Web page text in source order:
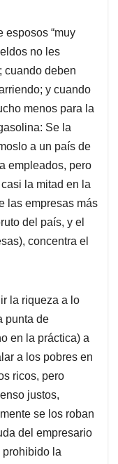
esposos “muy
no les
cuando deben
y cuando
menos para la
Se la
a un país de
empleados, pero
la mitad en la
las empresas más
del país, y el
concentra el
la riqueza a lo
punta de
en la práctica) a
a los pobres en
ricos, pero
justos,
se los roban
del empresario
prohibido la